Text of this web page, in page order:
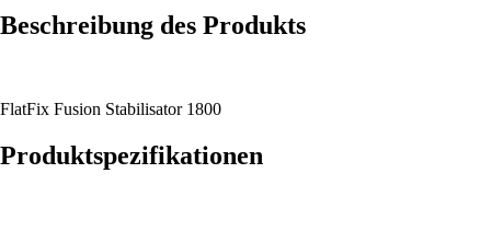
Beschreibung des Produkts
FlatFix Fusion Stabilisator 1800
Produktspezifikationen